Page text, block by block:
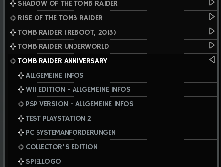
SHADOW OF THE TOMB RAIDER
RISE OF THE TOMB RAIDER
TOMB RAIDER (REBOOT, 2013)
TOMB RAIDER UNDERWORLD
TOMB RAIDER ANNIVERSARY
ALLGEMEINE INFOS
WII EDITION - ALLGEMEINE INFOS
PSP VERSION - ALLGEMEINE INFOS
TEST PLAYSTATION 2
PC SYSTEMANFORDERUNGEN
COLLECTOR'S EDITION
SPIELLOGO